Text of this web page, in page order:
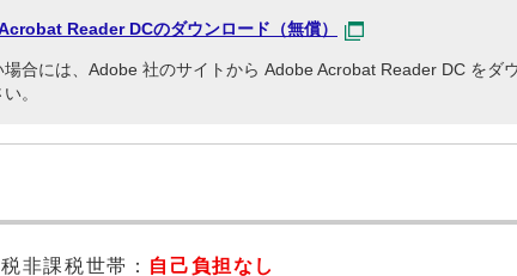
Reader DCのダウンロード（無償）
合には、Adobe 社のサイトから Adobe Acrobat Reader DC をダウ
。
非課税世帯： 自己負担なし